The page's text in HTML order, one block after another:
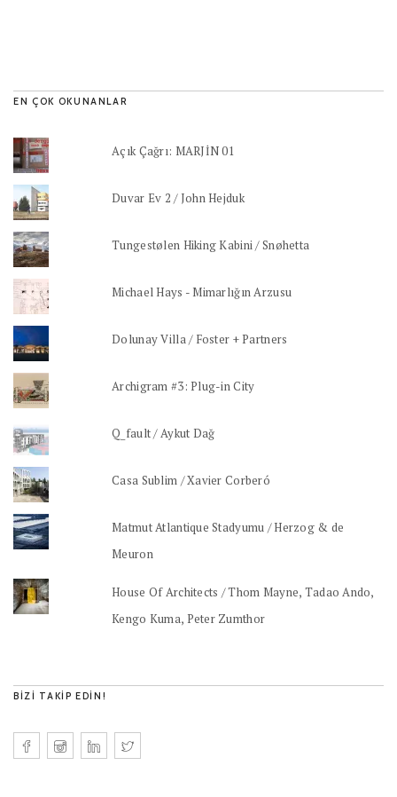
EN ÇOK OKUNANLAR
Açık Çağrı: MARJİN 01
Duvar Ev 2 / John Hejduk
Tungestølen Hiking Kabini / Snøhetta
Michael Hays - Mimarlığın Arzusu
Dolunay Villa / Foster + Partners
Archigram #3: Plug-in City
Q_fault / Aykut Dağ
Casa Sublim / Xavier Corberó
Matmut Atlantique Stadyumu / Herzog & de
Meuron
House Of Architects / Thom Mayne, Tadao Ando,
Kengo Kuma, Peter Zumthor
BIZI TAKIP EDIN!